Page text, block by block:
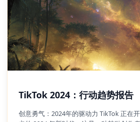
TikTok 2024：行动趋势报告
创意勇气：2024年的驱动力 TikTok 正在